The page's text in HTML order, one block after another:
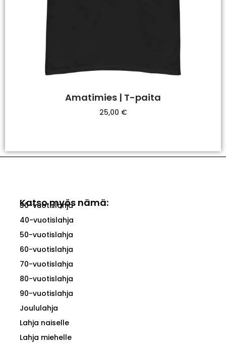
Amatimies | T-paita
25,00 €
Katso myös nämä:
30-vuotislahja
40-vuotislahja
50-vuotislahja
60-vuotislahja
70-vuotislahja
80-vuotislahja
90-vuotislahja
Joululahja
Lahja naiselle
Lahja miehelle